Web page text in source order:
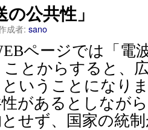
公共性」
成者: sano
ページでは「電
とからすると、
いうことになり
があるとしなが
とせず、国家の統